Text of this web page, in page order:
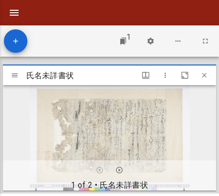
1
Mirador
viewer 氏名未詳書状
1 of 2• 氏名未詳書状
氏名未詳書状